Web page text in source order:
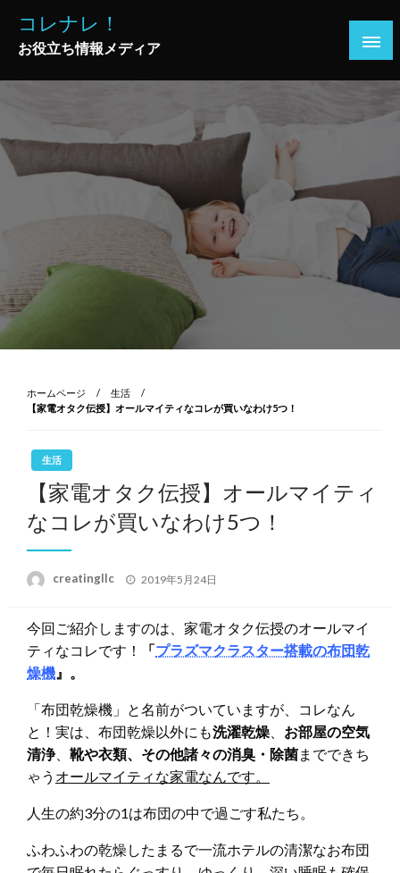
ン
ス
キ
コレナレ！
お役立ち情報メディア
ホームページ
生活
【家電オタク伝授】オールマイティなコレが買いなわけ5つ！
生活
【家電オタク伝授】オールマイティ
なコレが買いなわけ5つ！
creatingllc
投
2019年5月24日
今回ご紹介しますのは、家電オタク伝授のオールマイ
ティなコレです！
「プラズマクラスター搭載の布団乾
燥機 』。
「布団乾燥機」と名前がついていますが、コレなん
と！実は、布団乾燥以外にも洗濯乾燥
お部屋の空気
清浄、 靴や衣類、その他諸々の消臭・除菌までできち
ゃう オールマイティな家電なんです。
人生の約3分の1は布団の中で過ごす私たち。
ふわふわの乾燥したまるで一流ホテルの清潔なお布団